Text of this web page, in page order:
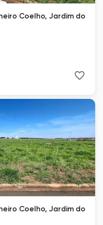
Coelho, Jardim do
Coelho, Jardim do